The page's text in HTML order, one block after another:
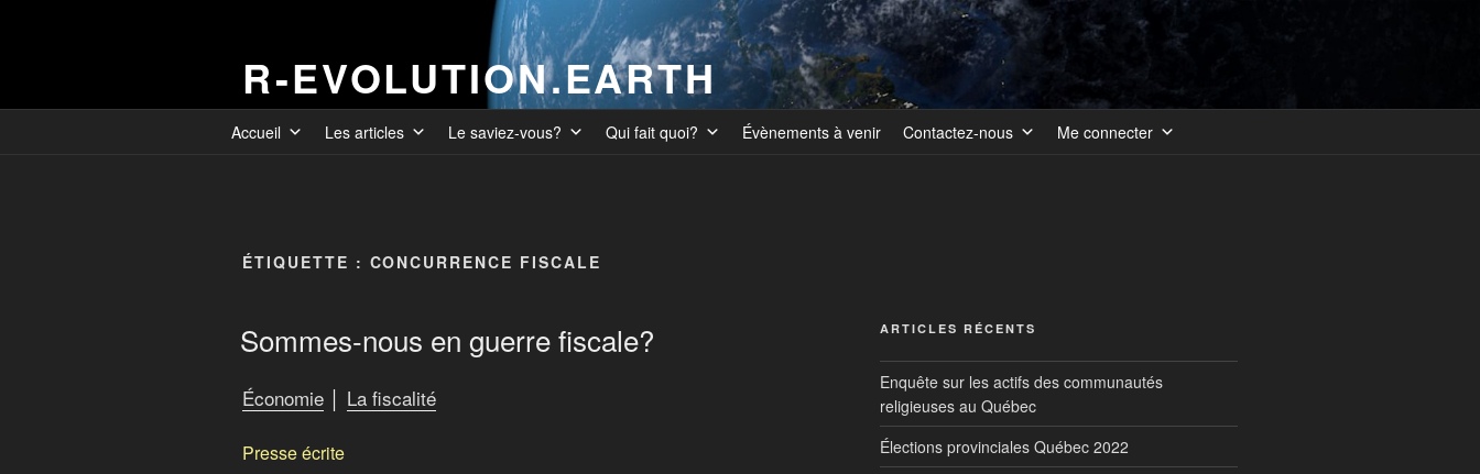
R-EVOLUTION.EARTH
Accueil Les articles Le saviez-vous? Qui fait quoi? Évènements à venir Contactez-nous Me connecter
ÉTIQUETTE : CONCURRENCE FISCALE
Sommes-nous en guerre fiscale?
Économie │ La fiscalité
Presse écrite
ARTICLES RÉCENTS
Enquête sur les actifs des communautés
religieuses au Québec
Élections provinciales Québec 2022